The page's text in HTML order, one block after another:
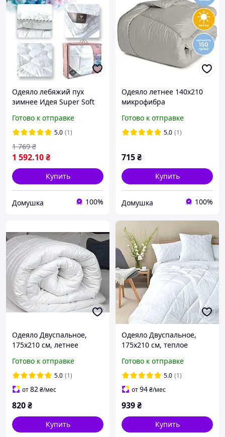
Одеяло лебяжий пух
зимнее Идея Super Soft
140х210
Готово к отправке
5.0 (1)
1 592.10₴
1 769 ₴
Купить
Домушка 100%
Одеяло летнее 140х210
микрофибра
волокно ТМ IDEIA NORDIC
COMFORT Серое
Готово к отправке
5.0 (1)
715₴
Купить
Домушка 100%
Одеяло Двуспальное,
175х210 см, летнее
Готово к отправке
5.0 (1)
от82₴/мес
820₴
Купить
Одеяло Двуспальное,
175х210 см, теплое
Готово к отправке
5.0 (1)
от94₴/мес
939₴
Купить